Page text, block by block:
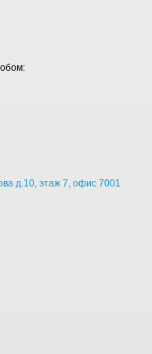
д.10, этаж 7, офис 7001